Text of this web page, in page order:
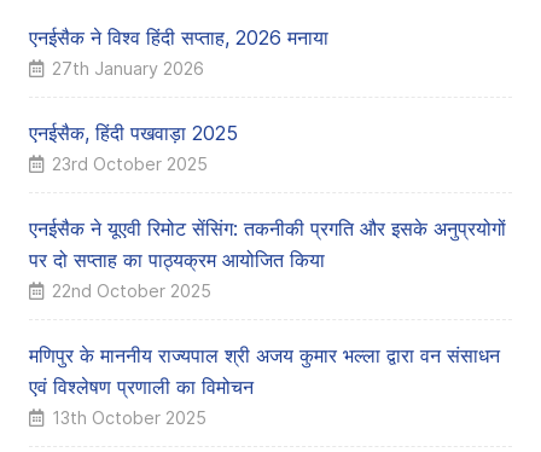
एनईसैक ने विश्व हिंदी सप्ताह, 2026 मनाया
27th January 2026
एनईसैक, हिंदी पखवाड़ा 2025
23rd October 2025
एनईसैक ने यूएवी रिमोट सेंसिंग: तकनीकी प्रगति और इसके अनुप्रयोगों
पर दो सप्ताह का पाठ्यक्रम आयोजित किया
22nd October 2025
मणिपुर के माननीय राज्यपाल श्री अजय कुमार भल्ला द्वारा वन संसाधन
एवं विश्लेषण प्रणाली का विमोचन
13th October 2025